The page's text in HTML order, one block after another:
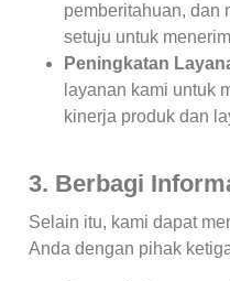
pemberitahuan, dan
setuju untuk
Peningkatan
layanan kami untuk
kinerja produk dan
3. Berbagi
Selain itu, kami dapat
Anda dengan pihak